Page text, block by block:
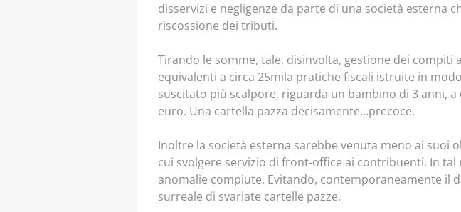
disservizi e negligenze da parte di una società esterna
riscossione dei tributi.
Tirando le somme, tale, disinvolta, gestione dei
equivalenti a circa 25mila pratiche fiscali istruite in
suscitato più scalpore, riguarda un bambino di 3 anni,
euro. Una cartella pazza decisamente…precoce.
Inoltre la società esterna sarebbe venuta meno ai suoi
cui svolgere servizio di front-office ai contribuenti. In
anomalie compiute. Evitando, contemporaneamente il
surreale di svariate cartelle pazze.